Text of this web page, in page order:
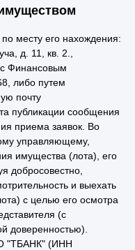
месту его нахождения:
д. 11, кв. 2.,
с Финансовым
либо путем
почту
публикации сообщения
приема заявок. Во
управляющему,
имущества (лота), его
добросовестно,
и выехать
с целью его осмотра
(с
доверенностью).
"ТБАНК" (ИНН